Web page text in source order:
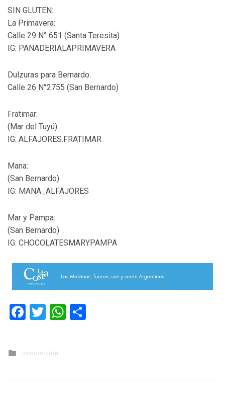
SIN GLUTEN:
La Primavera:
Calle 29 N° 651 (Santa Teresita)
IG: PANADERIALAPRIMAVERA
Dulzuras para Bernardo:
Calle 26 N°2755 (San Bernardo)
Fratimar:
(Mar del Tuyú)
IG: ALFAJORES.FRATIMAR
Mana:
(San Bernardo)
IG: MANA_ALFAJORES
Mar y Pampa:
(San Bernardo)
IG: CHOCOLATESMARYPAMPA
Facebook
TwitterWhatsApp
Posted
in
PRODUCCIÓN